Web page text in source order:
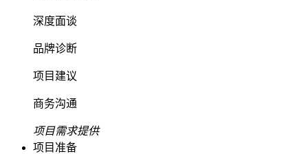
深度面谈
品牌诊断
项目建议
商务沟通
项目需求提供
项目准备